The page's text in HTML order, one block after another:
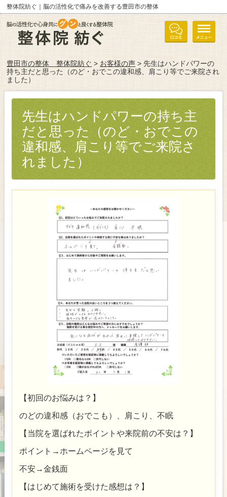
整体院紡ぐ｜脳の活性化で痛みを改善する豊田市の整体
豊田市の整体 整体院紡ぐ > お客様の声 > 先生はハンドパワーの
持ち主だと思った（のど・おでこの違和感、肩こり等でご来院され
ました）
先生はハンドパワーの持ち主
だと思った（のど・おでこの
違和感、肩こり等でご来院さ
れました）
【初回のお悩みは？】
のどの違和感（おでこも）、肩こり、不眠
【当院を選ばれたポイントや来院前の不安は？】
ポイント→ホームページを見て
不安→金銭面
【はじめて施術を受けた感想は？】